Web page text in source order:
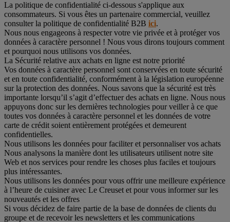
La politique de confidentialité ci-dessous s'applique aux
consommateurs. Si vous êtes un partenaire commercial, veuillez
consulter la politique de confidentialité B2B ici.
Nous nous engageons à respecter votre vie privée et à protéger vos
données à caractère personnel ! Nous vous dirons toujours comment
et pourquoi nous utilisons vos données.
La Sécurité relative aux achats en ligne est notre priorité
Vos données à caractère personnel sont conservées en toute sécurité
et en toute confidentialité, conformément à la législation européenne
sur la protection des données. Nous savons que la sécurité est très
importante lorsqu’il s’agit d’effectuer des achats en ligne. Nous nous
appuyons donc sur les dernières technologies pour veiller à ce que
toutes vos données à caractère personnel et les données de votre
carte de crédit soient entièrement protégées et demeurent
confidentielles.
Nous utilisons les données pour faciliter et personnaliser vos achats
Nous analysons la manière dont les utilisateurs utilisent notre site
Web et nos services pour rendre les choses plus faciles et toujours
plus intéressantes.
Nous utilisons les données pour vous offrir une meilleure expérience
à l’heure de cuisiner avec Le Creuset et pour vous informer sur les
nouveautés et les offres
Si vous décidez de faire partie de la base de données de clients du
groupe et de recevoir les newsletters et les communications